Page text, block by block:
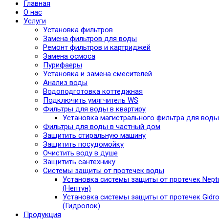
Главная
О нас
Услуги
Установка фильтров
Замена фильтров для воды
Ремонт фильтров и картриджей
Замена осмоса
Пурифаеры
Установка и замена смесителей
Анализ воды
Водоподготовка коттеджная
Подключить умягчитель WS
Фильтры для воды в квартиру
Установка магистрального фильтра для воды
Фильтры для воды в частный дом
Защитить стиральную машину
Защитить посудомойку
Очистить воду в душе
Защитить сантехнику
Системы защиты от протечек воды
Установка системы защиты от протечек
(Нептун)
Установка системы защиты от протечек
(Гидролок)
Продукция